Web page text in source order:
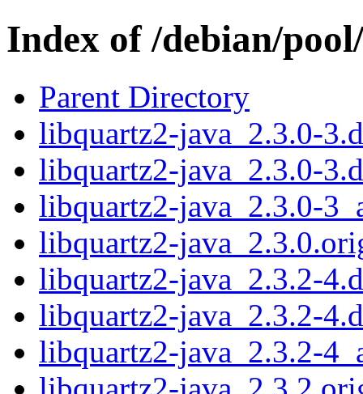
Index of /debian/
Parent Directory
libquartz2-java_2.3.0-
libquartz2-java_2.3.0-
libquartz2-java_2.3.0-
libquartz2-
libquartz2-java_2.3.2-
libquartz2-java_2.3.2-
libquartz2-java_2.3.2-